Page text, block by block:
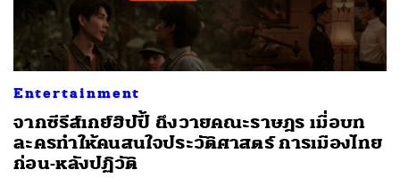
Entertainment
จากซีรีส์เกย์ฮิปปี้ ถึงวายคณะราษฎร เมื่อบท
ละครทำให้คนสนใจประวัติศาสตร์ การเมืองไทย
ก่อน-หลังปฏิวัติ
SHARE TWEET LINE EMAIL